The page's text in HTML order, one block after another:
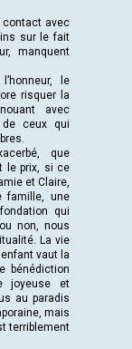
contact avec
sur le fait
manquent
le
risquer la
avec
de ceux qui
que
le prix, si ce
et Claire,
famille, une
qui
non, nous
La vie
enfant vaut la
bénédiction
joyeuse et
au paradis
mais
terriblement